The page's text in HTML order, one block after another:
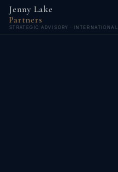
Jenny Lake
Partners
STRATEGIC ADVISORY · INTERNATIONAL